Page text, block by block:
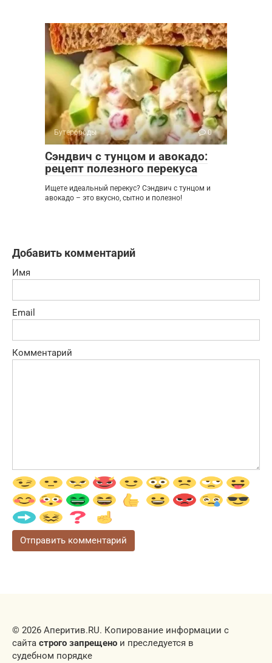
Бутерброды 0
Сэндвич с тунцом и авокадо:
рецепт полезного перекуса
Ищете идеальный перекус? Сэндвич с тунцом и
авокадо – это вкусно, сытно и полезно!
Добавить комментарий
Имя
Email
Комментарий
© 2026 Аперитив.RU. Копирование информации с
сайта строго запрещено и преследуется в
судебном порядке